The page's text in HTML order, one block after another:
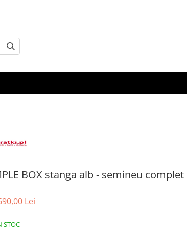
BOX stanga alb - semineu complet
Lei
STOC